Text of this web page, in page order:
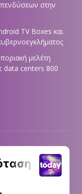
στην
TV Boxes και
μελέτη
data centers 800